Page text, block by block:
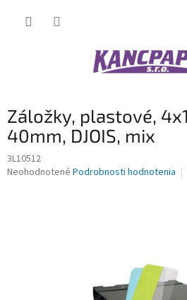
Záložky, plastové,
40mm, DJOIS, mix
3L10512
Priemerné
Neohodnotené Podrobnosti hodnotenia